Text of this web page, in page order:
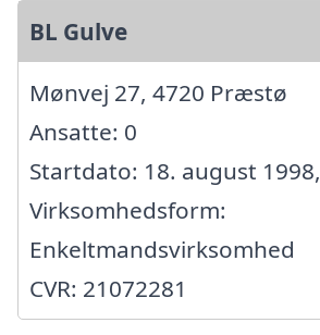
BL Gulve
Mønvej 27, 4720 Præstø
Ansatte: 0
Startdato: 18. august 1998,
Virksomhedsform:
Enkeltmandsvirksomhed
CVR: 21072281